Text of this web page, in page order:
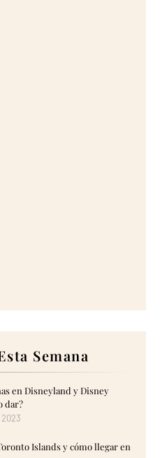
Semana
en Disneyland y Disney
dar?
Islands y cómo llegar en